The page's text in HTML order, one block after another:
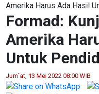
Amerika Harus Ada Hasil
Formad:
Amerika
Untuk
Jum`at, 13 Mei 2022 08:00 WIB